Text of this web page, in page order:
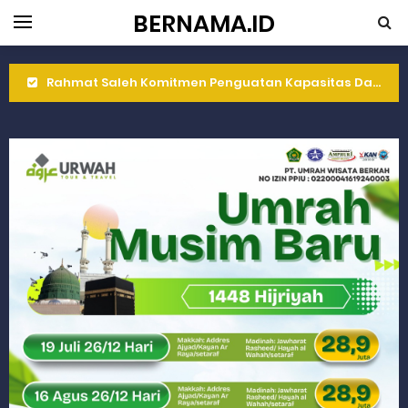
BERNAMA.ID
Rahmat Saleh Resmikan Hunian Tetap KARTA untuk Korban Banjir Bandang di Sumbar
Wakili Gubernur Sumbar, Kabiro Kesra Hadiri dan Berikan Arahan pada MTQ Nasional ke-50 Tingkat Kec. Sungai Limau
RELIS KEJAKSAAN TINGGI SUMATERA BARAT
RELIS KEJAKSAAN TINGGI SUMATERA BARAT
RELIS KEJAKSAAN TINGGI SUMATERA BARAT
Peringati Hari Koperasi ke-79, Wagub Sumbar Dorong Koperasi Jadi Motor Penggerak Ekonomi Rakyat
Dilantik sebagai Ketua Umum Gema Keadilan, Rahmat Saleh Ajak Anak Muda Jadi Pemimpin Bangsa
Bangunan Liar di Atas Aset PT KAI Diduga Dibiarkan, Publik Pertanyakan Ketegasan Penegakan Hukum